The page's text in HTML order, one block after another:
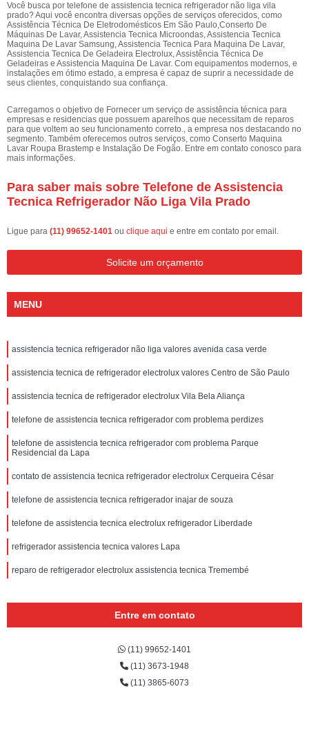
Você busca por telefone de assistencia tecnica refrigerador não liga vila
prado? Aqui você encontra diversas opções de serviços oferecidos, como
Assistência Técnica De Eletrodomésticos Em São Paulo,Conserto De
Máquinas De Lavar, Assistencia Tecnica Microondas, Assistencia Tecnica
Maquina De Lavar Samsung, Assistencia Tecnica Para Maquina De Lavar,
Assistencia Tecnica De Geladeira Electrolux, Assistência Técnica De
Geladeiras e Assistencia Maquina De Lavar. Com equipamentos modernos, e
instalações em ótimo estado, a empresa é capaz de suprir a necessidade de
seus clientes, conquistando sua confiança.
Carregamos o objetivo de Fornecer um serviço de assistência técnica para
empresas e residencias que possuem aparelhos que necessitam de reparos
para que voltem ao seu funcionamento correto., a empresa nos destacando no
segmento. Também oferecemos outros serviços, como Conserto Maquina
Lavar Roupa Brastemp e Instalação De Fogão. Entre em contato conosco para
mais informações.
Para saber mais sobre Telefone de Assistencia
Tecnica Refrigerador Não Liga Vila Prado
Ligue para (11) 99652-1401 ou clique aqui e entre em contato por email.
Solicite um orçamento
MENU
assistencia tecnica refrigerador não liga valores avenida casa verde
assistencia tecnica de refrigerador electrolux valores Centro de São Paulo
assistencia tecnica de refrigerador electrolux Vila Bela Aliança
telefone de assistencia tecnica refrigerador com problema perdizes
telefone de assistencia tecnica refrigerador com problema Parque
Residencial da Lapa
contato de assistencia tecnica refrigerador electrolux Cerqueira César
telefone de assistencia tecnica refrigerador inajar de souza
telefone de assistencia tecnica electrolux refrigerador Liberdade
refrigerador assistencia tecnica valores Lapa
reparo de refrigerador electrolux assistencia tecnica Tremembé
Entre em contato
(11) 99652-1401
(11) 3673-1948
(11) 3865-6073